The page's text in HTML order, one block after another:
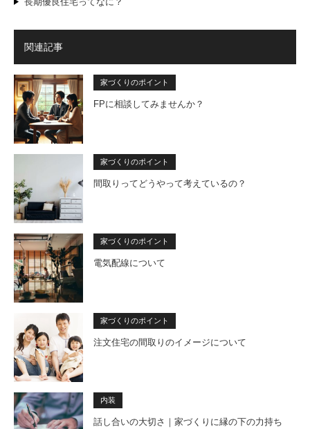
関連記事
家づくりのポイント
FPに相談してみませんか？
家づくりのポイント
間取りってどうやって考えているの？
家づくりのポイント
電気配線について
家づくりのポイント
注文住宅の間取りのイメージについて
内装
話し合いの大切さ｜家づくりに縁の下の力持ち